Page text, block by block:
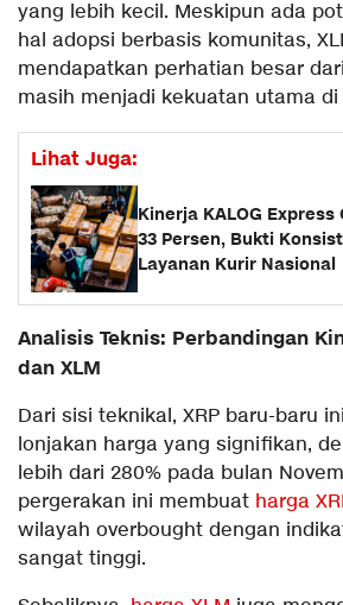
yang lebih kecil. Meskipun ada
hal adopsi berbasis komunitas,
mendapatkan perhatian besar
masih menjadi kekuatan utama di
Lihat Juga:
Kinerja KALOG
33 Persen, Bukti
Layanan Kurir Nasional
Analisis Teknis: Perbandingan
dan XLM
Dari sisi teknikal, XRP baru-baru
lonjakan harga yang signifikan,
lebih dari 280% pada bulan
pergerakan ini membuat harga
wilayah overbought dengan
sangat tinggi.